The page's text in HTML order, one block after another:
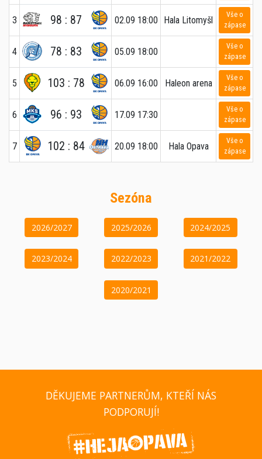
3 98 : 87 02.09 18:00 Hala Litomyšl
Vše o
zápase
4 78 : 83 05.09 18:00
Vše o
zápase
5 103 : 78 06.09 16:00 Haleon arena
Vše o
zápase
6 96 : 93 17.09 17:30
Vše o
zápase
7 102 : 84 20.09 18:00 Hala Opava
Vše o
zápase
Sezóna
2026/2027 2025/2026 2024/2025
2023/2024 2022/2023 2021/2022
2020/2021
DĚKUJEME PARTNERŮM, KTEŘÍ NÁS
PODPORUJÍ!